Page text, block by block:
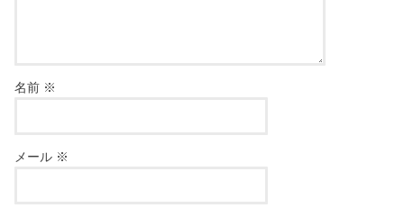
名前 ※
メール ※